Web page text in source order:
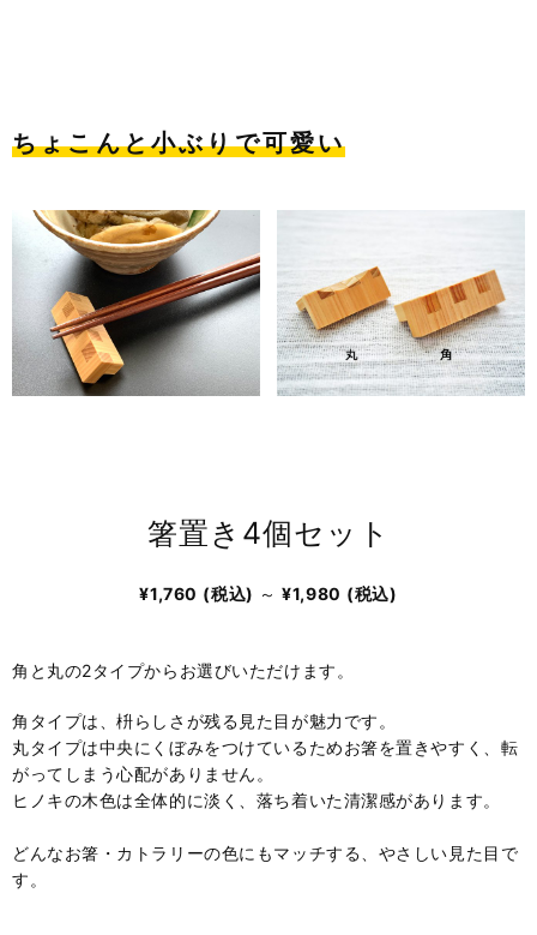
ちょこんと小ぶりで可愛い
箸置き4個セット
¥1,760 (税込) ～¥1,980 (税込)
角と丸の2タイプからお選びいただけます。
角タイプは、枡らしさが残る見た目が魅力です。
丸タイプは中央にくぼみをつけているためお箸を置きやすく、転
がってしまう心配がありません。
ヒノキの木色は全体的に淡く、落ち着いた清潔感があります。
どんなお箸・カトラリーの色にもマッチする、やさしい見た目で
す。